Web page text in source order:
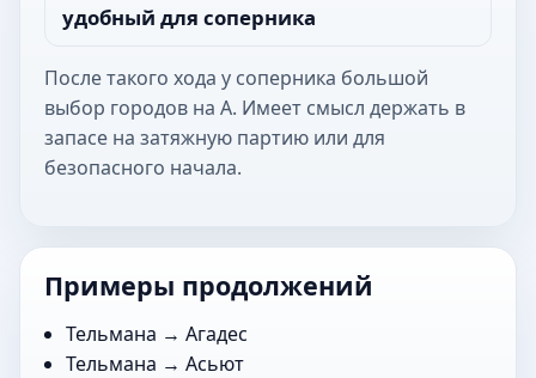
удобный для соперника
После такого хода у соперника большой
выбор городов на А. Имеет смысл держать в
запасе на затяжную партию или для
безопасного начала.
Примеры продолжений
Тельмана →Агадес
Тельмана →Асьют